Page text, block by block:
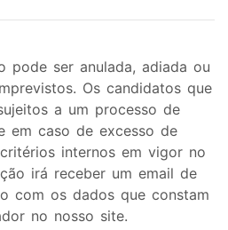
pode ser anulada, adiada ou
Os candidatos que
a um processo de
em caso de excesso de
internos em vigor no
irá receber um email de
com os dados que constam
no nosso site.